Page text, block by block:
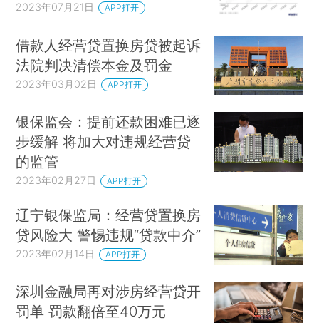
2023年07月21日 APP打开
借款人经营贷置换房贷被起诉
法院判决清偿本金及罚金
2023年03月02日 APP打开
银保监会：提前还款困难已逐
步缓解 将加大对违规经营贷
的监管
2023年02月27日 APP打开
辽宁银保监局：经营贷置换房
贷风险大 警惕违规“贷款中介”
2023年02月14日 APP打开
深圳金融局再对涉房经营贷开
罚单 罚款翻倍至40万元